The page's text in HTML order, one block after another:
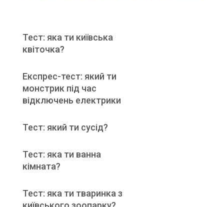
Тест: яка ти київська
квіточка?
Експрес-тест: який ти
монстрик під час
відключень електрики
Тест: який ти сусід?
Тест: яка ти ванна
кімната?
Тест: яка ти тваринка з